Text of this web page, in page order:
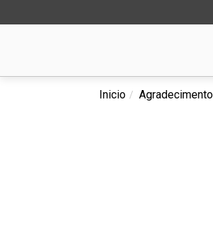
Inicio Agradecimento